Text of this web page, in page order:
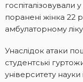
госпіталізовували
поранені жінка 22
амбулаторному
Унаслідок атаки
студентські
університету науки